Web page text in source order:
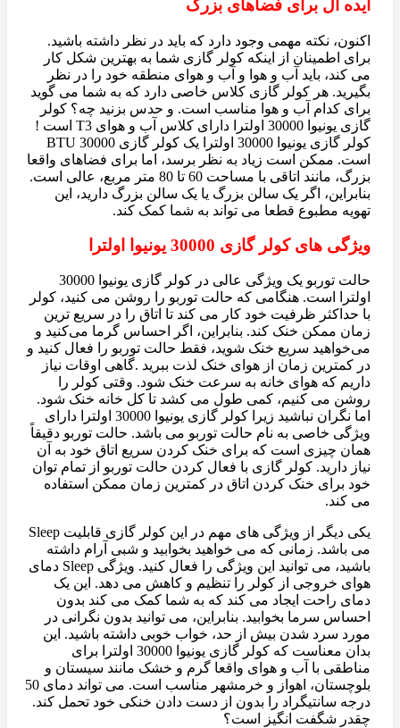
ایده آل برای فضاهای بزرگ
اکنون، نکته مهمی وجود دارد که باید در نظر داشته باشید.
برای اطمینان از اینکه کولر گازی شما به بهترین شکل کار
می کند، باید آب و هوا و آب و هوای منطقه خود را در نظر
بگیرید. هر کولر گازی کلاس خاصی دارد که به شما می گوید
برای کدام آب و هوا مناسب است. و حدس بزنید چه؟ کولر
گازی یونیوا 30000 اولترا دارای کلاس آب و هوای T3 است !
کولر گازی یونیوا 30000 اولترا یک کولر گازی 30000 BTU
است. ممکن است زیاد به نظر برسد، اما برای فضاهای واقعا
بزرگ، مانند اتاقی با مساحت 60 تا 80 متر مربع، عالی است.
بنابراین، اگر یک سالن بزرگ یا یک سالن بزرگ دارید، این
تهویه مطبوع قطعا می تواند به شما کمک کند.
ویژگی های کولر گازی 30000 یونیوا اولترا
حالت توربو یک ویژگی عالی در کولر گازی یونیوا 30000
اولترا است. هنگامی که حالت توربو را روشن می کنید، کولر
با حداکثر ظرفیت خود کار می کند تا اتاق را در سریع ترین
زمان ممکن خنک کند. بنابراین، اگر احساس گرما می‌کنید و
می‌خواهید سریع خنک شوید، فقط حالت توربو را فعال کنید و
در کمترین زمان از هوای خنک لذت ببرید .گاهی اوقات نیاز
داریم که هوای خانه به سرعت خنک شود. وقتی کولر را
روشن می کنیم، کمی طول می کشد تا کل خانه خنک شود.
اما نگران نباشید زیرا کولر گازی یونیوا 30000 اولترا دارای
ویژگی خاصی به نام حالت توربو می باشد. حالت توربو دقیقاً
همان چیزی است که برای خنک کردن سریع اتاق خود به آن
نیاز دارید. کولر گازی با فعال کردن حالت توربو از تمام توان
خود برای خنک کردن اتاق در کمترین زمان ممکن استفاده
می کند.
یکی دیگر از ویژگی های مهم در این کولر گازی قابلیت Sleep
می باشد. زمانی که می خواهید بخوابید و شبی آرام داشته
باشید، می توانید این ویژگی را فعال کنید. ویژگی Sleep دمای
هوای خروجی از کولر را تنظیم و کاهش می دهد. این یک
دمای راحت ایجاد می کند که به شما کمک می کند بدون
احساس سرما بخوابید. بنابراین، می توانید بدون نگرانی در
مورد سرد شدن بیش از حد، خواب خوبی داشته باشید. این
بدان معناست که کولر گازی یونیوا 30000 اولترا برای
مناطقی با آب و هوای واقعا گرم و خشک مانند سیستان و
بلوچستان، اهواز و خرمشهر مناسب است. می تواند دمای 50
درجه سانتیگراد را بدون از دست دادن خنکی خود تحمل کند.
چقدر شگفت انگیز است؟